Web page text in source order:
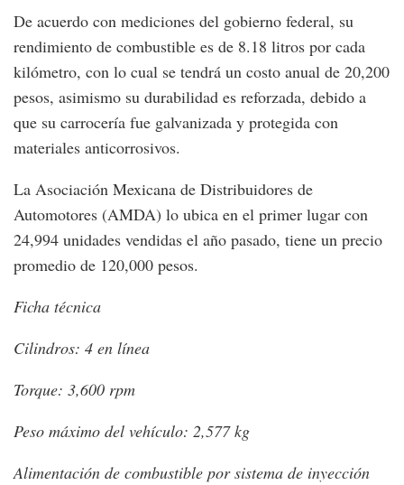
De acuerdo con mediciones del gobierno federal, su
rendimiento de combustible es de 8.18 litros por cada
kilómetro, con lo cual se tendrá un costo anual de 20,200
pesos, asimismo su durabilidad es reforzada, debido a
que su carrocería fue galvanizada y protegida con
materiales anticorrosivos.
La Asociación Mexicana de Distribuidores de
Automotores (AMDA) lo ubica en el primer lugar con
24,994 unidades vendidas el año pasado, tiene un precio
promedio de 120,000 pesos.
Ficha técnica
Cilindros: 4 en línea
Torque: 3,600 rpm
Peso máximo del vehículo: 2,577 kg
Alimentación de combustible por sistema de inyección